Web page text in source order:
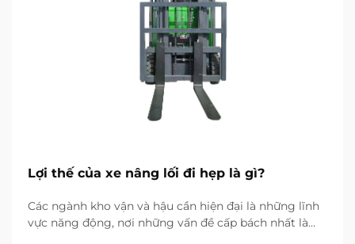
Lợi thế của xe nâng lối đi hẹp là gì?
Các ngành kho vận và hậu cần hiện đại là những lĩnh
vực năng động, nơi những vấn đề cấp bách nhất là